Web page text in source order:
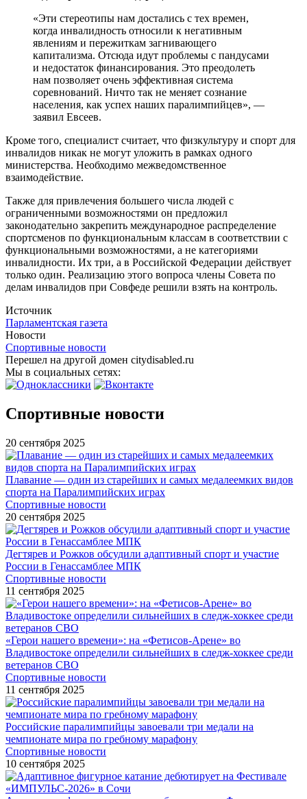
«Эти стереотипы нам достались с тех времен,
когда инвалидность относили к негативным
явлениям и пережиткам загнивающего
капитализма. Отсюда идут проблемы с пандусами
и недостаток финансирования. Это преодолеть
нам позволяет очень эффективная система
соревнований. Ничто так не меняет сознание
населения, как успех наших паралимпийцев», —
заявил Евсеев.
Кроме того, специалист считает, что физкультуру и спорт для
инвалидов никак не могут уложить в рамках одного
министерства. Необходимо межведомственное
взаимодействие.
Также для привлечения большего числа людей с
ограниченными возможностями он предложил
законодательно закрепить международное распределение
спортсменов по функциональным классам в соответствии с
функциональными возможностями, а не категориями
инвалидности. Их три, а в Российской Федерации действует
только один. Реализацию этого вопроса члены Совета по
делам инвалидов при Совфеде решили взять на контроль.
Источник
Парламентская газета
Новости
Спортивные новости
Перешел на другой домен citydisabled.ru
Мы в социальных сетях:
Спортивные новости
20 сентября 2025
Плавание — один из старейших и самых медалеемких видов
спорта на Паралимпийских играх
Спортивные новости
20 сентября 2025
Дегтярев и Рожков обсудили адаптивный спорт и участие
России в Генассамблее МПК
Спортивные новости
11 сентября 2025
«Герои нашего времени»: на «Фетисов-Арене» во
Владивостоке определили сильнейших в следж-хоккее среди
ветеранов СВО
Спортивные новости
11 сентября 2025
Российские паралимпийцы завоевали три медали на
чемпионате мира по гребному марафону
Спортивные новости
10 сентября 2025